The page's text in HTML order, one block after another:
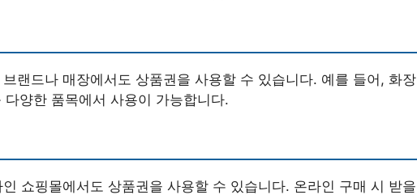
랜드나 매장에서도 상품권을 사용할 수 있습니다. 예를 들어, 화장
양한 품목에서 사용이 가능합니다.
쇼핑몰에서도 상품권을 사용할 수 있습니다. 온라인 구매 시 받을